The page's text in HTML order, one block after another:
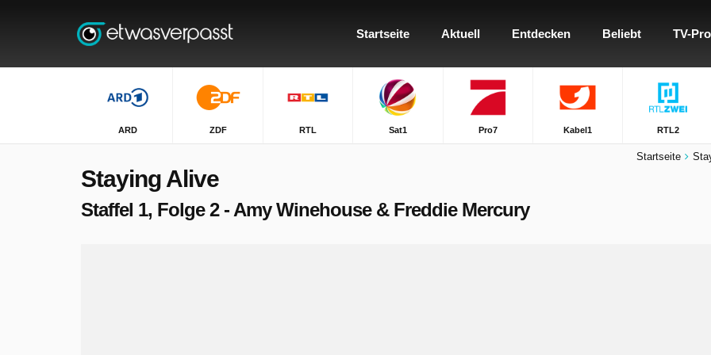
Startseite Aktuell Entdecken Beliebt TV-
ARD ZDF RTL Sat1 Pro7 Kabel1 RTL2
Startseite
Staying Alive
Staffel 1, Folge 2 - Amy Winehouse & Freddie Mercury